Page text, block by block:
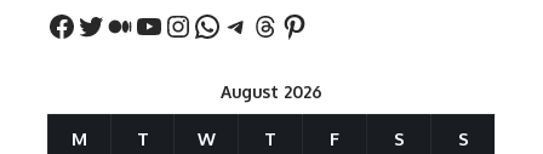
August 2026
M T W T F S S